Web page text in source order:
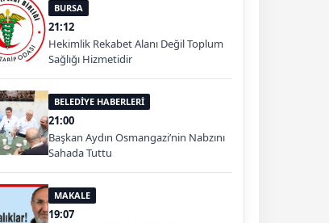
BURSA
21:12
Hekimlik Rekabet Alanı Değil Toplum
Sağlığı Hizmetidir
BELEDİYE HABERLERİ
21:00
Başkan Aydın Osmangazi’nin Nabzını
Sahada Tuttu
MAKALE
19:07